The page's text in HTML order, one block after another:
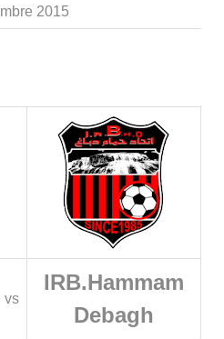
2015
vs
IRB.Hammam
Debagh